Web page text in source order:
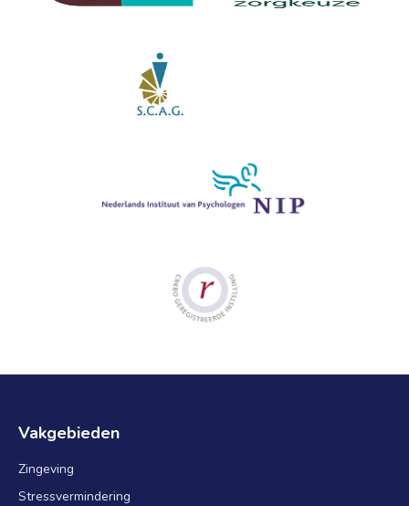
Vakgebieden
Zingeving
Stressvermindering